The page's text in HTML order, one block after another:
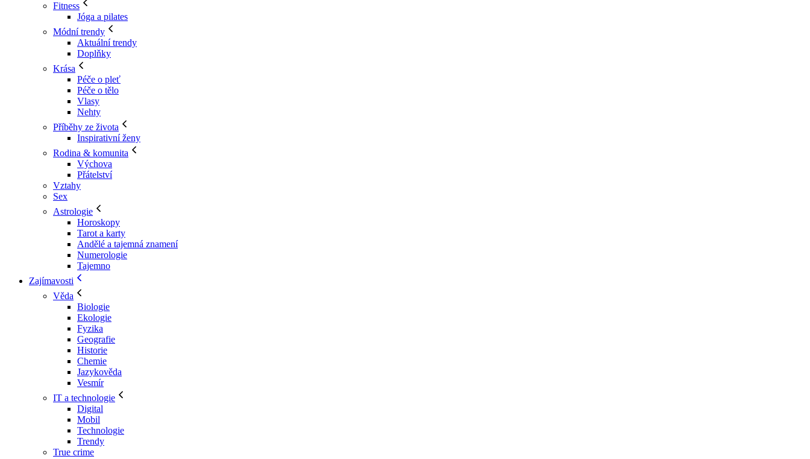
Fitness
Jóga a pilates
Módní trendy
Aktuální trendy
Doplňky
Krása
Péče o pleť
Péče o tělo
Vlasy
Nehty
Příběhy ze života
Inspirativní ženy
Rodina & komunita
Výchova
Přátelství
Vztahy
Sex
Astrologie
Horoskopy
Tarot a karty
Andělé a tajemná znamení
Numerologie
Tajemno
Zajímavosti
Věda
Biologie
Ekologie
Fyzika
Geografie
Historie
Chemie
Jazykověda
Vesmír
IT a technologie
Digital
Mobil
Technologie
Trendy
True crime